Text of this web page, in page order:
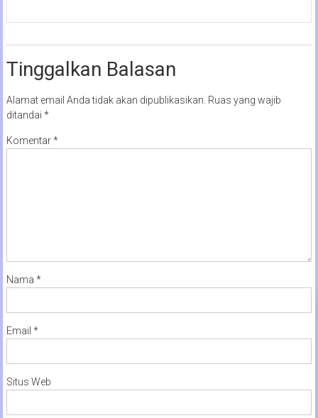
Tinggalkan Balasan
Alamat email Anda tidak akan dipublikasikan. Ruas yang wajib
ditandai *
Komentar*
Nama *
Email *
Situs Web